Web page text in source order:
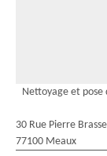
Nettoyage et
30 Rue Pierre
77100 Meaux